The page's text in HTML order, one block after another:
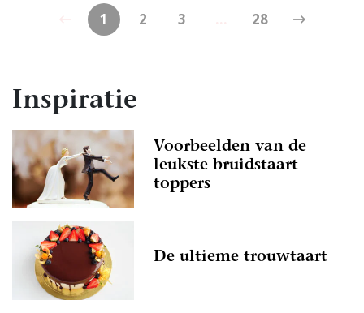
1 2 3 28
Inspiratie
Voorbeelden van de
leukste bruidstaart
toppers
De ultieme trouwtaart